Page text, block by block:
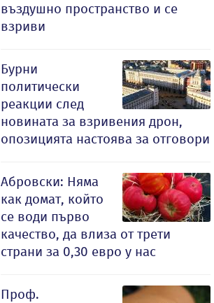
въздушно пространство и се
взриви
Бурни
политически
реакции след
новината за взривения дрон,
опозицията настоява за отговори
Абровски: Няма
как домат, който
се води първо
качество, да влиза от трети
страни за 0,30 евро у нас
Проф.